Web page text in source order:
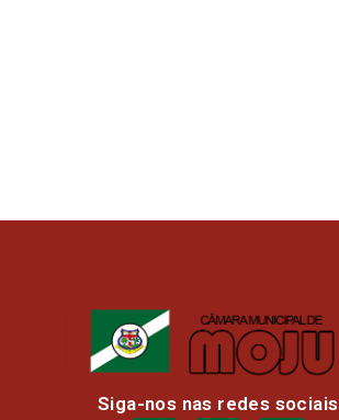
Siga-nos nas redes sociais